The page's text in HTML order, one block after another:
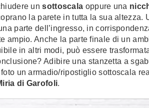
unsottoscala oppure una
la parete in tutta la sua altezza.
parte dell’ingresso, in
ampio. Anche la parte finale di un
in altri modi, può essere
Adibire una stanzetta a
foto un armadio/ripostiglio sottoscala
di Garofoli.